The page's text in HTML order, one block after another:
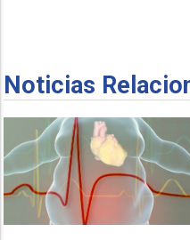
Noticias